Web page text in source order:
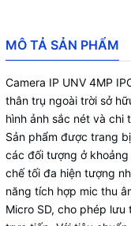
MÔ TẢ SẢN PHẨM
Camera IP UNV 4MP
thân trụ ngoài trời sở
hình ảnh sắc nét và chi
Sản phẩm được trang
các đối tượng ở
chế tối đa hiện tượng
năng tích hợp mic thu
Micro SD, cho phép